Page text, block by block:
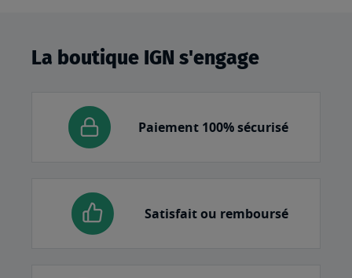
La boutique IGN s'engage
Paiement 100% sécurisé
Satisfait ou remboursé